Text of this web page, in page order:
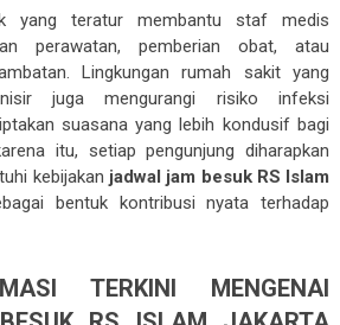
yang teratur membantu staf medis
perawatan, pemberian obat, atau
Lingkungan rumah sakit yang
juga mengurangi risiko infeksi
suasana yang lebih kondusif bagi
itu, setiap pengunjung diharapkan
kebijakan jadwal jam besuk RS Islam
bentuk kontribusi nyata terhadap
TERKINI MENGENAI